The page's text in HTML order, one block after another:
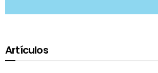
Artículos